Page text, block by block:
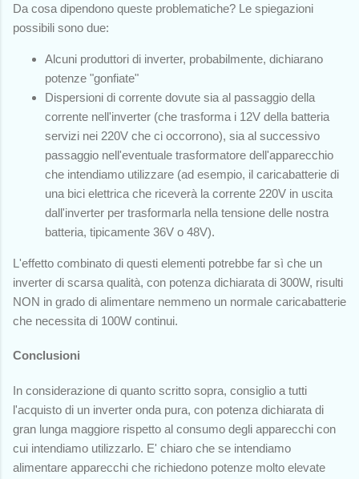
Da cosa dipendono queste problematiche? Le spiegazioni
possibili sono due:
Alcuni produttori di inverter, probabilmente, dichiarano
potenze "gonfiate"
Dispersioni di corrente dovute sia al passaggio della
corrente nell'inverter (che trasforma i 12V della batteria
servizi nei 220V che ci occorrono), sia al successivo
passaggio nell'eventuale trasformatore dell'apparecchio
che intendiamo utilizzare (ad esempio, il caricabatterie di
una bici elettrica che riceverà la corrente 220V in uscita
dall'inverter per trasformarla nella tensione delle nostra
batteria, tipicamente 36V o 48V).
L'effetto combinato di questi elementi potrebbe far sì che un
inverter di scarsa qualità, con potenza dichiarata di 300W, risulti
NON in grado di alimentare nemmeno un normale caricabatterie
che necessita di 100W continui.
Conclusioni
In considerazione di quanto scritto sopra, consiglio a tutti
l'acquisto di un inverter onda pura, con potenza dichiarata di
gran lunga maggiore rispetto al consumo degli apparecchi con
cui intendiamo utilizzarlo. E' chiaro che se intendiamo
alimentare apparecchi che richiedono potenze molto elevate